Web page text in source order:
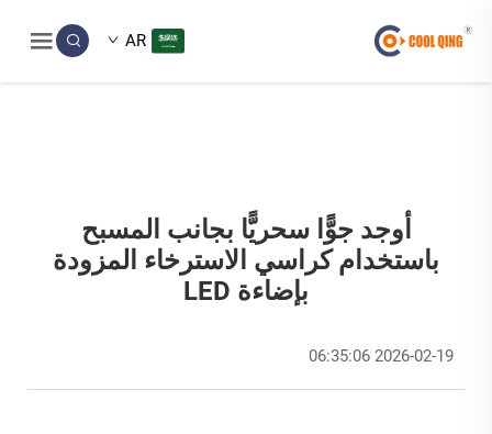
AR
أوجد جوًّا سحريًّا بجانب المسبح
باستخدام كراسي الاسترخاء المزودة
بإضاءة LED
2026-02-19 06:35:06